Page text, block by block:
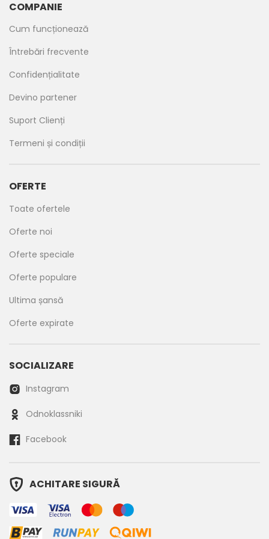
COMPANIE
Cum funcționează
Întrebări frecvente
Confidențialitate
Devino partener
Suport Clienți
Termeni și condiții
OFERTE
Toate ofertele
Oferte noi
Oferte speciale
Oferte populare
Ultima șansă
Oferte expirate
SOCIALIZARE
Instagram
Odnoklassniki
Facebook
ACHITARE SIGURĂ